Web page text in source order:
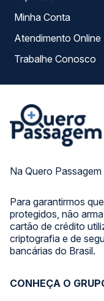
Na Quero
Para garantirmos
protegidos, não
cartão de crédito
criptografia e de
bancárias do Brasil.
Minha Conta
Atendimento Online
Trabalhe Conosco
CONHEÇA O